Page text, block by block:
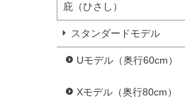
庇（ひさし）
スタンダードモデル
Uモデル（奥行60cm）
Xモデル（奥行80cm）